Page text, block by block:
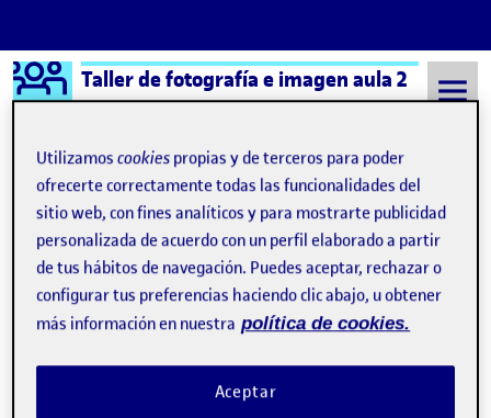
Saltar al contenido
Logo Ágora
Taller de fotografía e imagen aula 2
Semestre 20221 - Aula 2 Dalia Andrea Quezada Meza
Dalia Andrea Quezada
Meza
PEC2 – «A TRAVÉS DEL ALMA»
Dalia Andrea Quezada Meza
Utilizamoscookies propias y de terceros para poder
ofrecerte correctamente todas las funcionalidades del
sitio web, con fines analíticos y para mostrarte publicidad
personalizada de acuerdo con un perfil elaborado a partir
de tus hábitos de navegación. Puedes aceptar, rechazar o
configurar tus preferencias haciendo clic abajo, u obtener
más información en nuestra política de cookies.
Aceptar